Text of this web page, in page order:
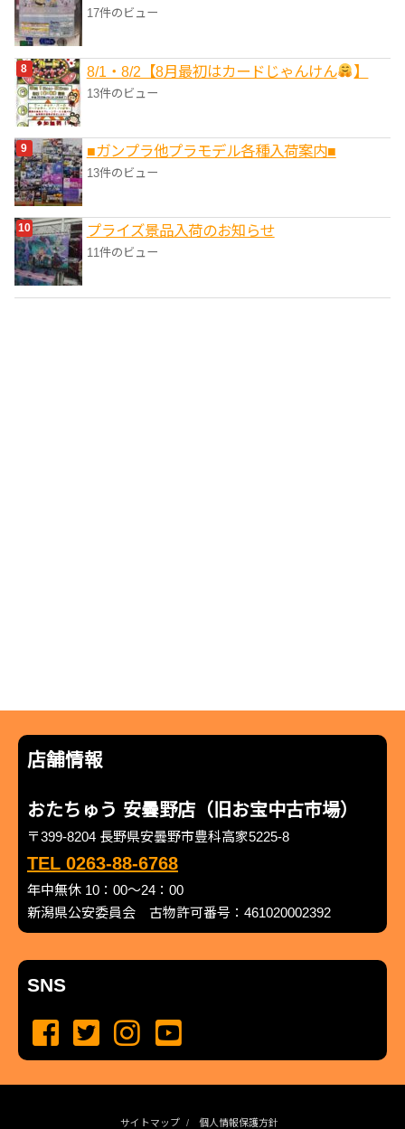
17件のビュー
8/1・8/2【8月最初はカードじゃんけん 】
13件のビュー
■ガンプラ他プラモデル各種入荷案内■
13件のビュー
プライズ景品入荷のお知らせ
11件のビュー
店舗情報
おたちゅう 安曇野店（旧お宝中古市場）
〒399-8204 長野県安曇野市豊科高家5225-8
TEL 0263-88-6768
年中無休 10：00～24：00
新潟県公安委員会 古物許可番号：461020002392
SNS
サイトマップ 個人情報保護方針